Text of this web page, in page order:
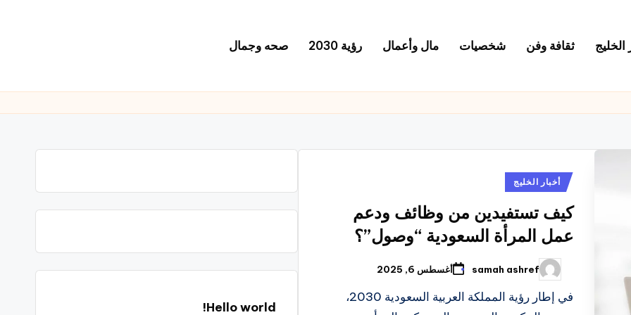
الخليج ثقافة وفن شخصيات مال وأعمال رؤية 2030 صحه وجمال
نُشرأخبار الخليج
كيف تستفيدين من وظائف ودعم
عمل المرأة السعودية “وصول”؟
تمّ
النشر
بواسطة
samah ashref أغسطس 6, 2025
في إطار رؤية المملكة العربية السعودية 2030،
Hello world!